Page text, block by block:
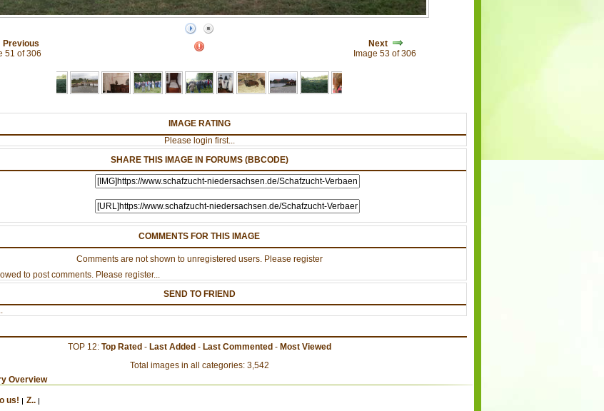
Previous
51 of 306
Next
Image 53 of 306
IMAGE RATING
Please login first...
SHARE THIS IMAGE IN FORUMS (BBCODE)
COMMENTS FOR THIS IMAGE
Comments are not shown to unregistered users. Please register
to post comments. Please register...
SEND TO FRIEND
TOP 12: Top Rated- Last Added- Last Commented- Most Viewed
Total images in all categories: 3,542
Overview
us! Z..